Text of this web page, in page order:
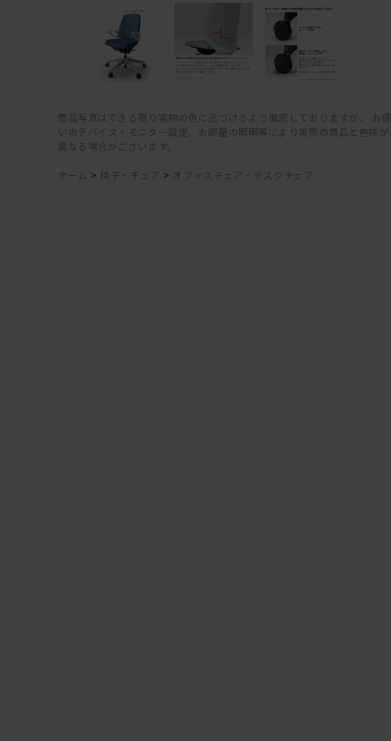
商品写真はできる限り実物の色に近づけるよう徹底しておりますが、 お使
いのデバイス・モニター設定、お部屋の照明等により実際の商品と色味が
異なる場合がございます。
ホーム > 椅子・チェア > オフィスチェア・デスクチェア